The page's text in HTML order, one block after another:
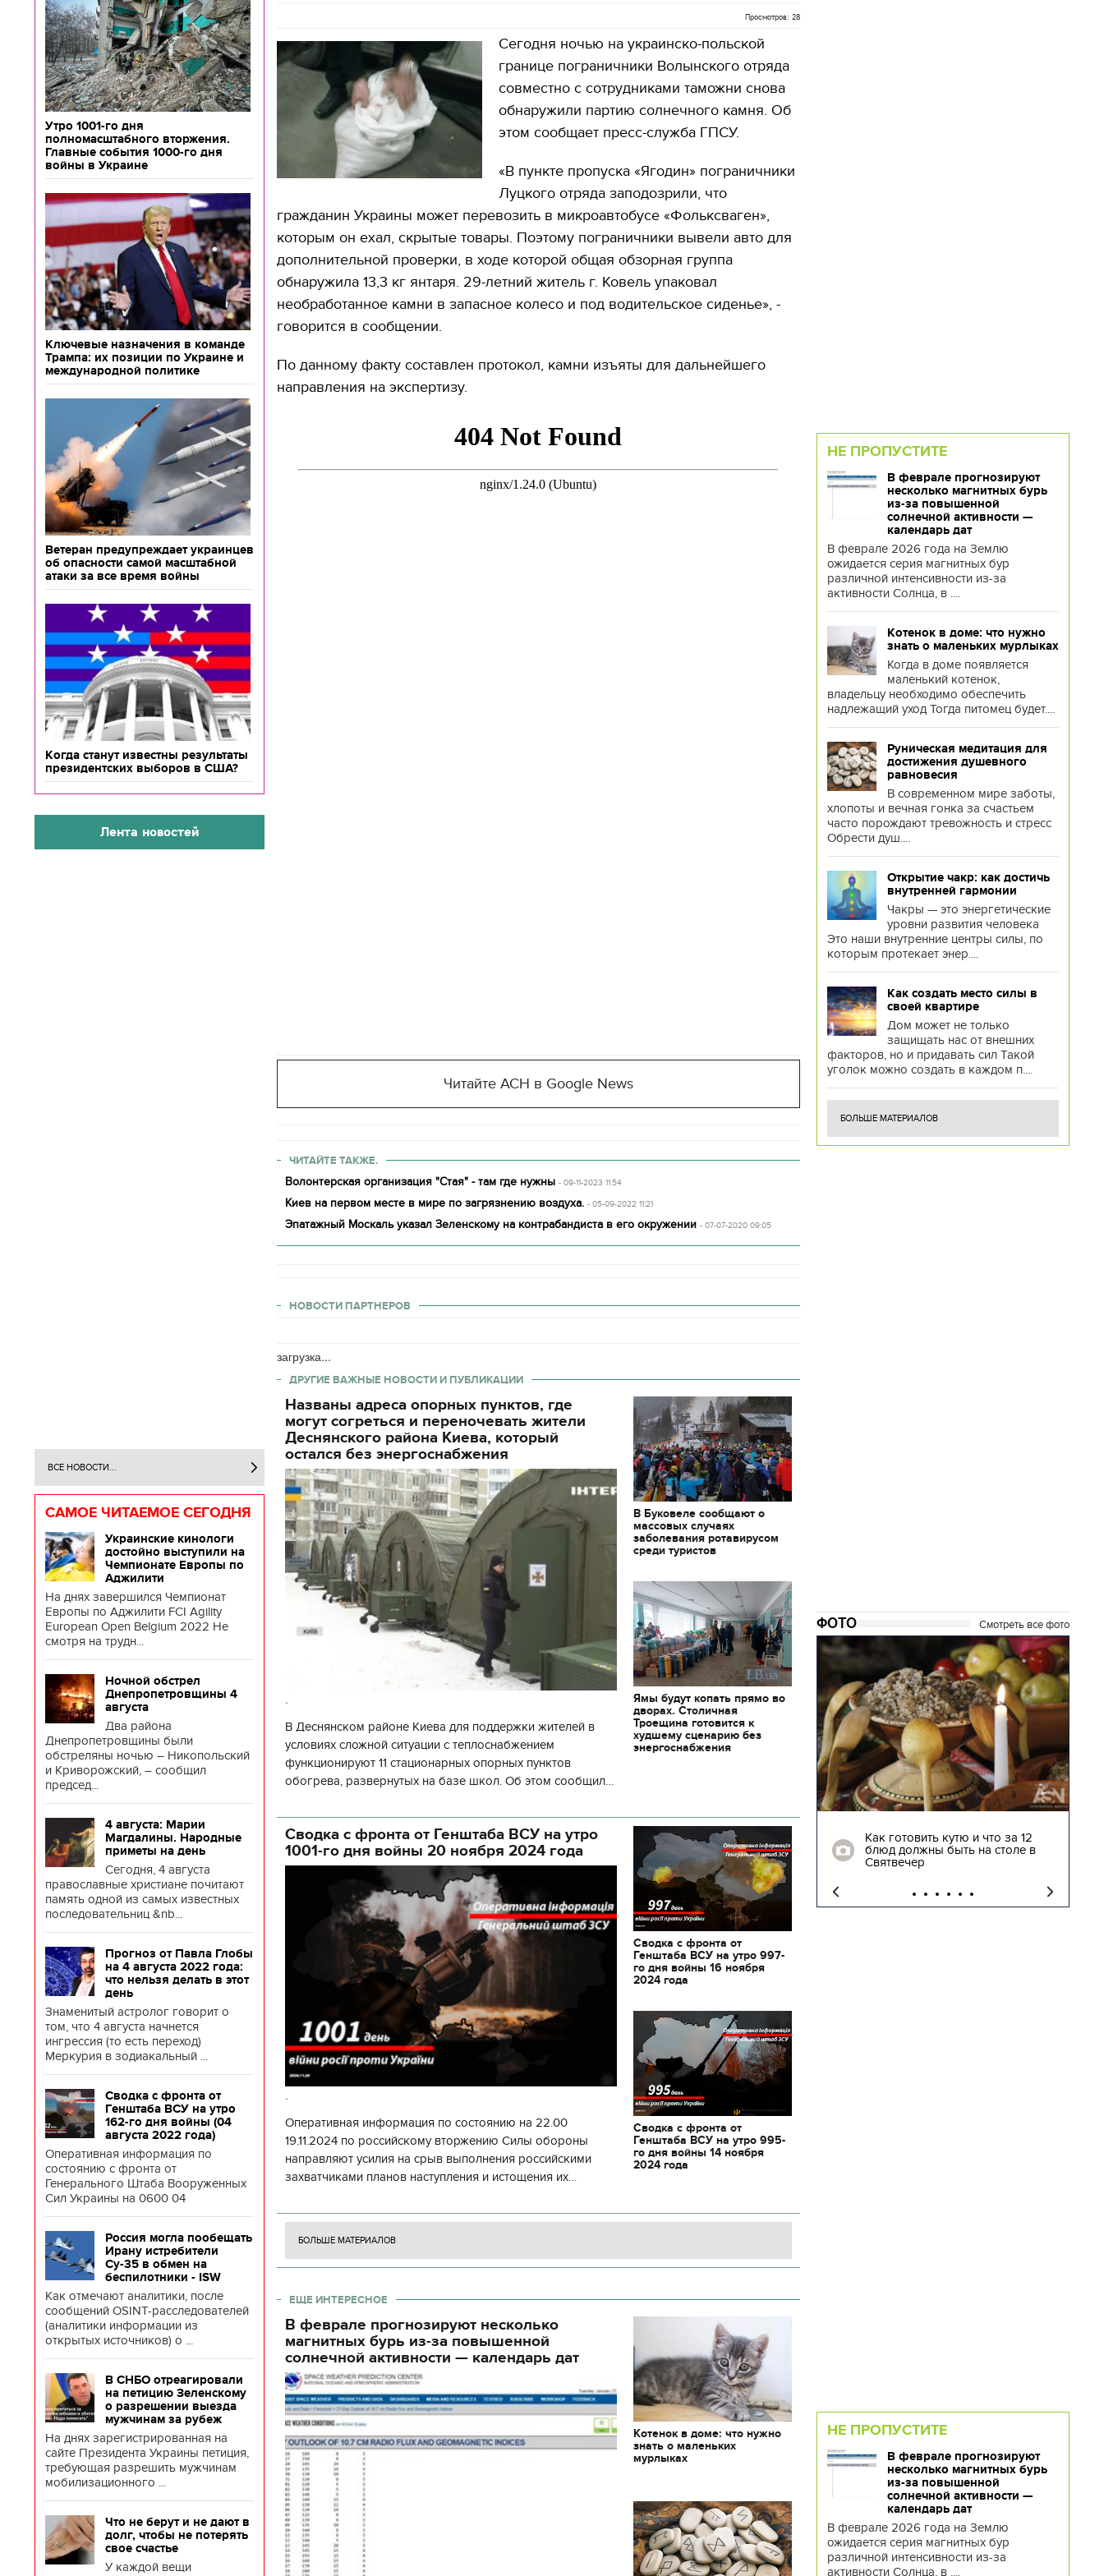
Утро 1001-го дня
полномасштабного вторжения.
Главные события 1000-го дня
войны в Украине
Ключевые назначения в команде
Трампа: их позиции по Украине и
международной политике
Ветеран предупреждает украинцев
об опасности самой масштабной
атаки за все время войны
Когда станут известны результаты
президентских выборов в США?
Лента новостей
ВСЕ НОВОСТИ...
САМОЕ ЧИТАЕМОЕ СЕГОДНЯ
Украинские кинологи
достойно выступили на
Чемпионате Европы по
Аджилити
На днях завершился Чемпионат
Европы по Аджилити FCI Agility
European Open Belgium 2022 Не
смотря на трудн...
Ночной обстрел
Днепропетровщины 4
августа
Два района
Днепропетровщины были
обстреляны ночью – Никопольский
и Криворожский, – сообщил
председ...
4 августа: Марии
Магдалины. Народные
приметы на день
Сегодня, 4 августа
православные христиане почитают
память одной из самых известных
последовательниц &nb...
Прогноз от Павла Глобы
на 4 августа 2022 года:
что нельзя делать в этот
день
Знаменитый астролог говорит о
том, что 4 августа начнется
ингрессия (то есть переход)
Меркурия в зодиакальный ...
Сводка с фронта от
Генштаба ВСУ на утро
162-го дня войны (04
августа 2022 года)
Оперативная информация по
состоянию с фронта от
Генерального Штаба Вооруженных
Сил Украины на 0600 04
Россия могла пообещать
Ирану истребители
Су-35 в обмен на
беспилотники - ISW
Как отмечают аналитики, после
сообщений OSINT-расследователей
(аналитики информации из
открытых источников) о ...
В СНБО отреагировали
на петицию Зеленскому
о разрешении выезда
мужчинам за рубеж
На днях зарегистрированная на
сайте Президента Украины петиция,
требующая разрешить мужчинам
мобилизационного ...
Что не берут и не дают в
долг, чтобы не потерять
свое счастье
У каждой вещи
Просмотров: 28
Сегодня ночью на украинско-польской
границе пограничники Волынского отряда
совместно с сотрудниками таможни снова
обнаружили партию солнечного камня. Об
этом сообщает пресс-служба ГПСУ.
«В пункте пропуска «Ягодин» пограничники
Луцкого отряда заподозрили, что
гражданин Украины может перевозить в микроавтобусе «Фольксваген»,
которым он ехал, скрытые товары. Поэтому пограничники вывели авто для
дополнительной проверки, в ходе которой общая обзорная группа
обнаружила 13,3 кг янтаря. 29-летний житель г. Ковель упаковал
необработанное камни в запасное колесо и под водительское сиденье», -
говорится в сообщении.
По данному факту составлен протокол, камни изъяты для дальнейшего
направления на экспертизу.
Читайте АСН в Google News
ЧИТАЙТЕ ТАКЖЕ.
Волонтерская организация "Стая" - там где нужны - 09-11-2023 11:54
Киев на первом месте в мире по загрязнению воздуха. - 05-09-2022 11:21
Эпатажный Москаль указал Зеленскому на контрабандиста в его окружении - 07-07-2020 09:05
НОВОСТИ ПАРТНЕРОВ
загрузка...
ДРУГИЕ ВАЖНЫЕ НОВОСТИ И ПУБЛИКАЦИИ
Названы адреса опорных пунктов, где
могут согреться и переночевать жители
Деснянского района Киева, который
остался без энергоснабжения
.
В Деснянском районе Киева для поддержки жителей в
условиях сложной ситуации с теплоснабжением
функционируют 11 стационарных опорных пунктов
обогрева, развернутых на базе школ. Об этом сообщил
государственной а
В Буковеле сообщают о
массовых случаях
заболевания ротавирусом
среди туристов
Ямы будут копать прямо во
дворах. Столичная
Троещина готовится к
худшему сценарию без
энергоснабжения
Сводка с фронта от Генштаба ВСУ на утро
1001-го дня войны 20 ноября 2024 года
.
Оперативная информация по состоянию на 22.00
19.11.2024 по российскому вторжению Силы обороны
направляют усилия на срыв выполнения российскими
захватчиками планов наступления и истощения их
боевых ст
Сводка с фронта от
Генштаба ВСУ на утро 997-
го дня войны 16 ноября
2024 года
Сводка с фронта от
Генштаба ВСУ на утро 995-
го дня войны 14 ноября
2024 года
БОЛЬШЕ МАТЕРИАЛОВ
ЕЩЕ ИНТЕРЕСНОЕ
В феврале прогнозируют несколько
магнитных бурь из-за повышенной
солнечной активности — календарь дат
Котенок в доме: что нужно
знать о маленьких
мурлыках
НЕ ПРОПУСТИТЕ
В феврале прогнозируют
несколько магнитных бурь
из-за повышенной
солнечной активности —
календарь дат
В феврале 2026 года на Землю
ожидается серия магнитных бур
различной интенсивности из-за
активности Солнца, в ....
Котенок в доме: что нужно
знать о маленьких мурлыках
Когда в доме появляется
маленький котенок,
владельцу необходимо обеспечить
надлежащий уход Тогда питомец будет....
Руническая медитация для
достижения душевного
равновесия
В современном мире заботы,
хлопоты и вечная гонка за счастьем
часто порождают тревожность и стресс
Обрести душ....
Открытие чакр: как достичь
внутренней гармонии
Чакры — это энергетические
уровни развития человека
Это наши внутренние центры силы, по
которым протекает энер....
Как создать место силы в
своей квартире
Дом может не только
защищать нас от внешних
факторов, но и придавать сил Такой
уголок можно создать в каждом п....
БОЛЬШЕ МАТЕРИАЛОВ
ФОТО Смотреть все фото
11.10.2017 | 16:22
Времена Руси: как выглядят
декорации к фильму
"Сторожевая застава"
Как готовить кутю и что за 12
блюд должны быть на столе в
Святвечер
НЕ ПРОПУСТИТЕ
В феврале прогнозируют
несколько магнитных бурь
из-за повышенной
солнечной активности —
календарь дат
В феврале 2026 года на Землю
ожидается серия магнитных бур
различной интенсивности из-за
активности Солнца, в ....